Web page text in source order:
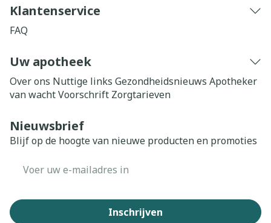
Klantenservice
FAQ
Uw apotheek
Over ons Nuttige links Gezondheidsnieuws Apotheker
van wachtVoorschrift Zorgtarieven
Nieuwsbrief
Blijf op de hoogte van nieuwe producten en promoties
Inschrijven